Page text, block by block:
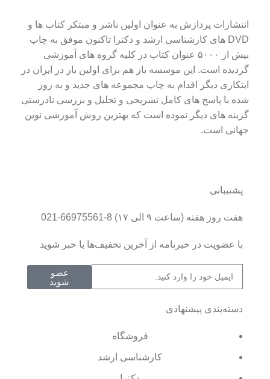
انتشارات پردازش به عنوان اولین ناشر و مبتکر کتاب ها و
DVD های کارشناسی ارشد و دکترا تاکنون موفق به چاپ
بیش از ۵۰۰۰ عنوان کتاب در کلیه گروه های آموزشی
گردیده است. این موسسه باز هم برای اولین بار در ایران در
ابتکاری دیگر اقدام به چاپ مجموعه های جدید و به روز
شده با پاسخ های کامل تشریحی و تحلیل و بررسی نادرستی
گزینه های دیگر نموده است که بهترین روش آموزشی نوین
جهانی است.
پشتیبانی
هفت روز هفته (ساعت ۹ الی ۱۷) 8-66975561-021
با عضویت در خبرنامه از آخرین تخفیف‌ها با خبر شوید
عضو
شوید
دسته‌بندی پیشنهادی
فروشگاه
کارشناسی ارشد